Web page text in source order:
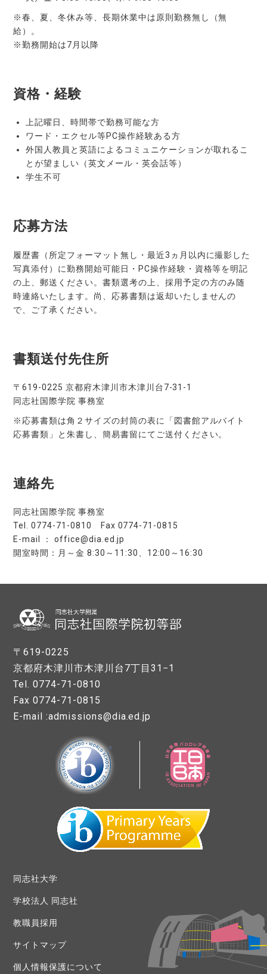
※春、夏、冬休み等、長期休業中は原則勤務無し（無
給）。
※勤務開始は7月以降
資格・経験
上記曜日、時間帯で勤務可能な方
ワード・エクセル等PC操作経験ある方
外国人教員と英語によるコミュニケーションが取れるこ
とが望ましい（英文メール・英会話等）
学生不可
応募方法
履歴書（所定フォーマット無し・最近3ヵ月以内に撮影した
写真添付）に勤務開始可能日・PC操作経験・資格等を明記
の上、郵送ください。書類選考の上、採用予定の方のみ随
時連絡いたします。尚、応募書類は返却いたしませんの
で、ご了承ください。
書類送付先住所
〒619-0225 京都府木津川市木津川台7-31-1
同志社国際学院 事務室
※応募書類は角２サイズの封筒の表に「図書館アルバイト
応募書類」と朱書し、簡易書留にてご送付ください。
連絡先
同志社国際学院 事務室
Tel. 0774-71-0810 Fax 0774-71-0815
E-mail ： office@dia.ed.jp
開室時間：月～金 8:30～11:30、12:00～16:30
〒619-0225
京都府木津川市木津川台7丁目31−1
Tel. 0774-71-0810
Fax 0774-71-0815
E-mail :admissions@dia.ed.jp
同志社大学
学校法人 同志社
教職員採用
サイトマップ
個人情報保護について